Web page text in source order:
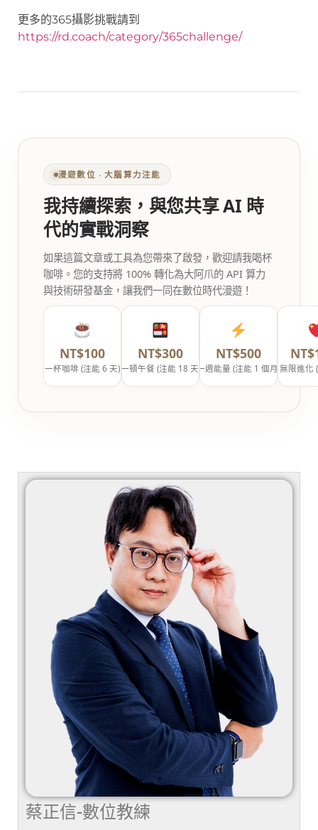
更多的365攝影挑戰請到
https://rd.coach/category/365challenge/
漫遊數位 ‧ 大腦算力注能
我持續探索，與您共享 AI 時
代的實戰洞察
如果這篇文章或工具為您帶來了啟發，歡迎請我喝杯
咖啡。您的支持將 100% 轉化為大阿爪的 API 算力
與技術研發基金，讓我們一同在數位時代漫遊！
NT$100
一杯咖啡 (注能 6 天)
NT$300
一頓午餐 (注能 18 天)
NT$500
一週能量 (注能 1 個月)無限進化
蔡正信-數位教練